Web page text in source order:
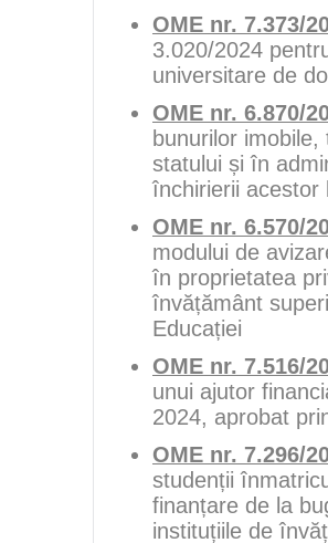
OME nr. 7.373/
3.020/2024
universitare de
OME nr. 6.870/
bunurilor
statului și în
închirierii acestor
OME nr. 6.570/
modului de
în proprietatea
învățământ
Educației
OME nr. 7.516/
unui ajutor
2024, aprobat
OME nr. 7.296/
studenții
finanțare de la
instituțiile de